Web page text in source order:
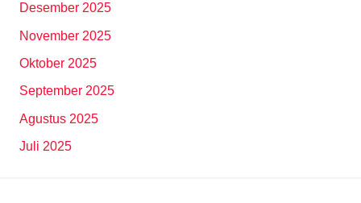
Desember 2025
November 2025
Oktober 2025
September 2025
Agustus 2025
Juli 2025